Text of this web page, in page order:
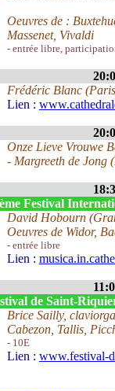
Oeuvres de :
Massenet, Vivaldi
- entrée libre,
Frédéric Blanc
Lien :
Onze Lieve Vrouwe
- Margreeth de Jong
Festival
David Hobourn
Oeuvres de Widor,
- entrée libre
Lien :
de Saint-
Brice Sailly,
Cabezon, Tallis,
- 10E
Lien : www.festival-